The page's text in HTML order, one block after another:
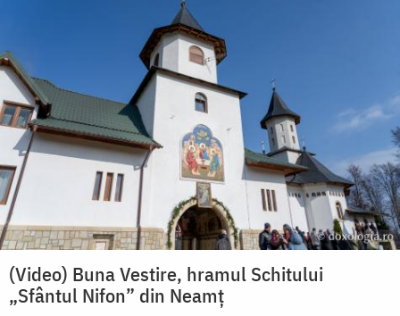
(Video) Buna Vestire, hramul Schitului
„Sfântul Nifon” din Neamț